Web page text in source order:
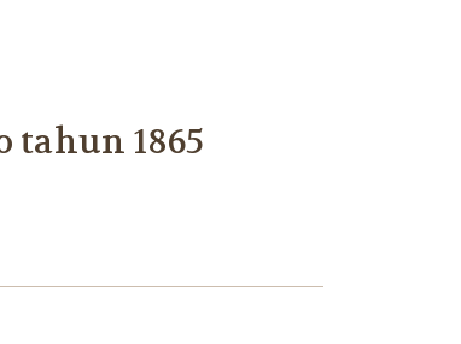
tahun 1865